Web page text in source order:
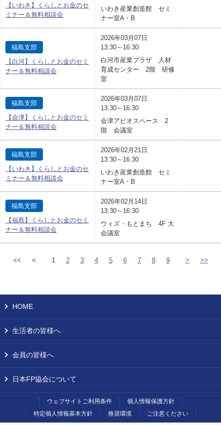
【いわき】くらしとお金のセ
ミナー＆無料相談会
いわき産業創造館 セミ
ナー室A・B
福島支部
【白河】くらしとお金のセミ
ナー＆無料相談会
2026年03月07日
13:30～16:30
白河市産業プラザ 人材
育成センター 2階 研修
室
福島支部
【会津】くらしとお金のセミ
ナー＆無料相談会
2026年03月07日
13:30～16:30
会津アピオスペース 2
階 会議室
福島支部
【いわき】くらしとお金のセ
ミナー＆無料相談会
2026年02月21日
13:30～16:30
いわき産業創造館 セミ
ナー室A・B
福島支部
【福島】くらしとお金のセミ
ナー＆無料相談会
2026年02月14日
13:30～16:30
ウィズ・もとまち 4F 大
会議室
<< < 1 2 3 4 5 6 7 8 9 > >>
HOME
生活者の皆様へ
会員の皆様へ
日本FP協会について
ウェブサイトご利用条件
個人情報保護方針
特定個人情報基本方針
推奨環境 ご注意ください